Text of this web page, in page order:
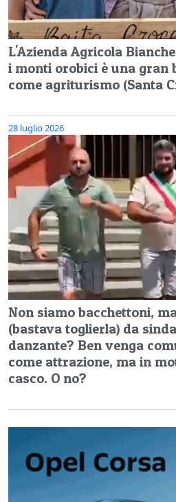
L'Azienda Agricola
i monti orobici è una gran
come agriturismo (Santa
28 luglio 2026
Non siamo bacchettoni,
(bastava toglierla) da
danzante? Ben venga
come attrazione, ma in
casco. O no?